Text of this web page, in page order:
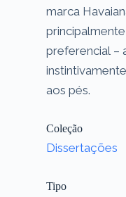
marca
preferencial –
aos pés.
Coleção
Dissertações
Tipo